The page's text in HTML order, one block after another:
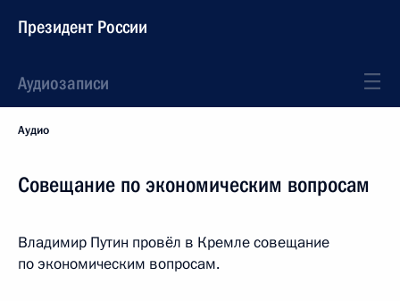
Президент России
Аудиозаписи
Аудио
Совещание по экономическим вопросам
Владимир Путин провёл в Кремле совещание
по экономическим вопросам.